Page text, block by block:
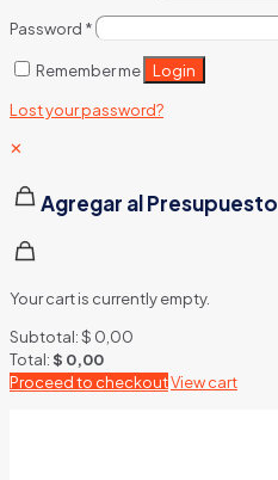
Password *
Remember me Login
Lost your password?
✕
Agregar al Presupuesto
Your cart is currently empty.
Subtotal:$ 0,00
Total:$ 0,00
Proceed to checkoutView cart